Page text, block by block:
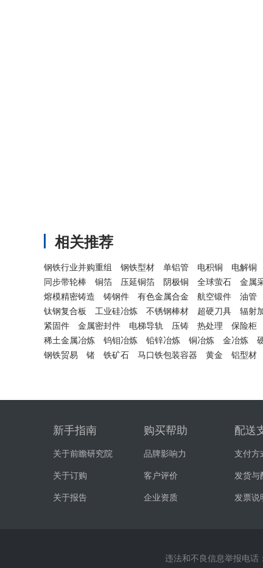
相关推荐
钢铁行业并购重组 钢铁型材 单铝管 电积铜 电解铜
同步带轮棒
铜箔 压延铜箔 阴极铜 全球萤石 金属
熔模精密铸造
铸钢件 有色金属合金 航空锻件 油管
钛钢复合板
工业硅冶炼 不锈钢棒材 超硬刀具 辐射
紧固件
金属密封件 电梯导轨 压铸 热处理 保险柜
稀土金属冶炼
钨钼冶炼 铅锌冶炼 铜冶炼 金冶炼
钢铁贸易
锗 铁矿石 马口铁包装容器 黄金 铝型材
新手指南
关于前瞻研究院
关于订购
关于报告
购买帮助
品牌影响力
客户评价
企业资质
配送
支付方
发货与
发票说
违法和不良信息举报电